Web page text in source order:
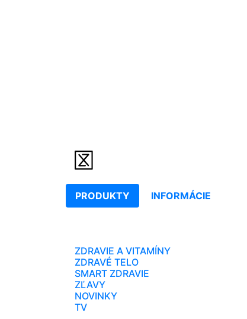
PRODUKTY INFORMÁCIE
ZDRAVIE A VITAMÍNY
ZDRAVÉ TELO
SMART ZDRAVIE
ZĽAVY
NOVINKY
TV